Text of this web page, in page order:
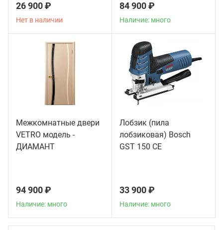
26 900 ₽
Нет в наличии
84 900 ₽
Наличие: много
Межкомнатные двери
VETRO модель -
ДИАМАНТ
94 900 ₽
Наличие: много
Лобзик (пила
лобзиковая) Bosch
GST 150 CE
33 900 ₽
Наличие: много